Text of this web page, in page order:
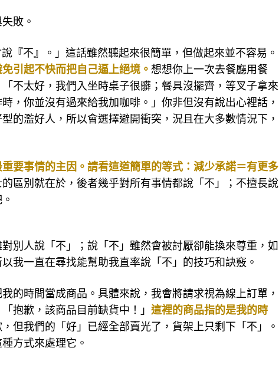
敗。
『不』。」這話雖然聽起來很簡單，但做起來並不容易。
引起不快而把自己逼上絕境。 想想你上一次去餐廳用餐
不太好，我們入坐時桌子很髒；餐具沒擺齊，等叉子拿來
，你並沒有過來給我加咖啡。」你非但沒有說出心裡話，
的濫好人，所以會選擇避開衝突，況且在大多數情況下，
要事情的主因。 請看這道簡單的等式：減少承諾＝有更多
區別就在於，後者幾乎對所有事情都說「不」；不擅長說
別人說「不」；說「不」雖然會被討厭卻能換來尊重，如
我一直在尋找能幫助我直率說「不」的技巧和訣竅。
的時間當成商品。具體來說，我會將請求視為線上訂單，
抱歉，該商品目前缺貨中！」 這裡的商品指的是我的時
但我們的「好」已經全部賣光了，貨架上只剩下「不」。
方式來處理它。